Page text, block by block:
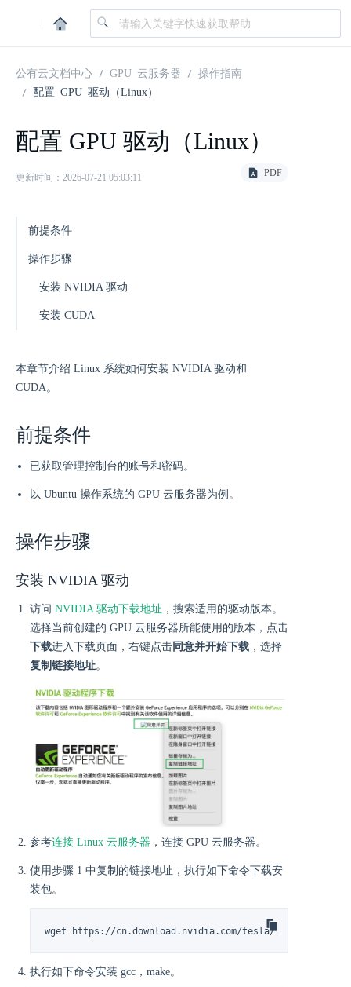
|
公有云文档中心 GPU 云服务器
操作指南
配置 GPU 驱动（Linux）
配置 GPU 驱动（Linux）
更新时间：2026-07-21 05:03:11 PDF
前提条件
操作步骤
安装 NVIDIA 驱动
安装 CUDA
本章节介绍 Linux 系统如何安装 NVIDIA 驱动和
CUDA。
前提条件
已获取管理控制台的账号和密码。
以 Ubuntu 操作系统的 GPU 云服务器为例。
操作步骤
安装 NVIDIA 驱动
访问 NVIDIA 驱动下载地址 ，搜索适用的驱动版本。
选择当前创建的 GPU 云服务器所能使用的版本，点击
下载进入下载页面，右键点击 同意并开始下载 ，选择
复制链接地址。
参考连接 Linux 云服务器 ，连接 GPU 云服务器。
使用步骤 1 中复制的链接地址，执行如下命令下载安
装包。
wget https://cn.download.nvidia.com/tesla/515.65.01/
执行如下命令安装 gcc，make。